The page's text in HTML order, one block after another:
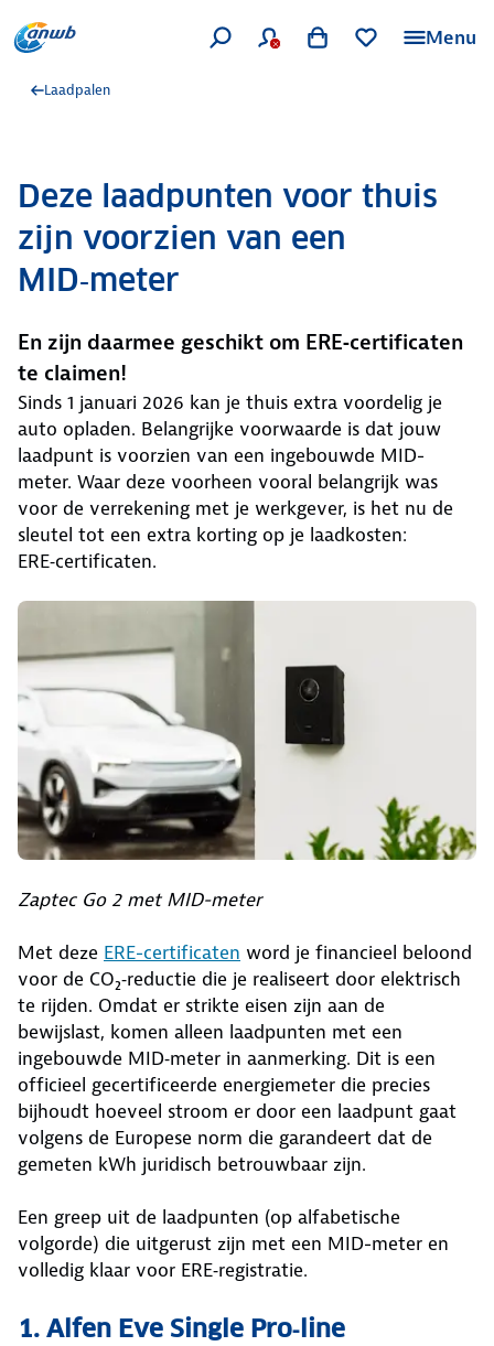
Menu
Laadpalen
Deze laadpunten voor thuis
zijn voorzien van een
MID‑meter
En zijn daarmee geschikt om ERE‑certificaten
te claimen!
Sinds 1 januari 2026 kan je thuis extra voordelig je
auto opladen. Belangrijke voorwaarde is dat jouw
laadpunt is voorzien van een ingebouwde MID-
meter. Waar deze voorheen vooral belangrijk was
voor de verrekening met je werkgever, is het nu de
sleutel tot een extra korting op je laadkosten:
ERE‑certificaten.
Zaptec Go 2 met MID-meter
Met deze ERE-certificaten word je financieel beloond
voor de CO₂‑reductie die je realiseert door elektrisch
te rijden. Omdat er strikte eisen zijn aan de
bewijslast, komen alleen laadpunten met een
ingebouwde MID‑meter in aanmerking. Dit is een
officieel gecertificeerde energiemeter die precies
bijhoudt hoeveel stroom er door een laadpunt gaat
volgens de Europese norm die garandeert dat de
gemeten kWh juridisch betrouwbaar zijn.
Een greep uit de laadpunten (op alfabetische
volgorde) die uitgerust zijn met een MID-meter en
volledig klaar voor ERE‑registratie.
1. Alfen Eve Single Pro‑line